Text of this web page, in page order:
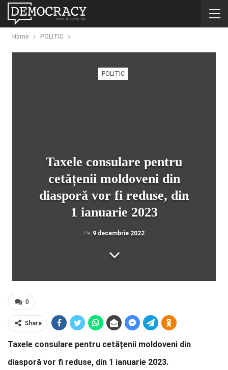
Home POLITIC
POLITIC
Taxele consulare pentru
cetățenii moldoveni din
diasporă vor fi reduse, din
1 ianuarie 2023
Pe 9 decembrie 2022
0
Share
Taxele consulare pentru cetățenii moldoveni din
diasporă vor fi reduse, din 1 ianuarie 2023.